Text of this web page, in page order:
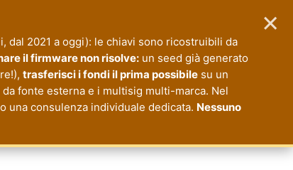
dal 2021 a oggi): le chiavi sono ricostruibili da
il firmware non risolve: un seed già generato
trasferisci i fondi il prima possibile su un
fonte esterna e i multisig multi-marca. Nel
una consulenza individuale dedicata. Nessuno
×